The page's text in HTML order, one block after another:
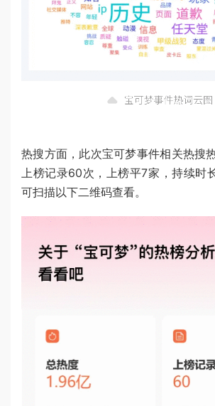
热搜方面，此次宝可梦事件相关热搜
上榜记录60次，上榜平7家，持续时
可扫描以下二维码查看。